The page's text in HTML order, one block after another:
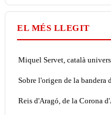
EL MÉS LLEGIT
Miquel Servet, català
Sobre l'origen de la bandera
Reis d'Aragó, de la Corona